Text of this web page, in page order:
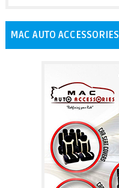
MAC AUTO ACCESSORIES